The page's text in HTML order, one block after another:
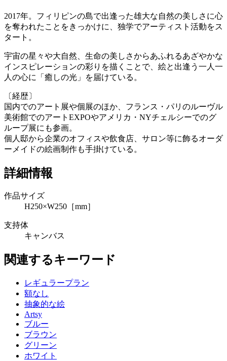
2017年。フィリピンの島で出逢った雄大な自然の美しさに心
を奪われたことをきっかけに、独学でアーティスト活動をス
タート。
宇宙の星々や大自然、生命の美しさからあふれるあざやかな
インスピレーションの彩りを描くことで、絵と出逢う一人一
人の心に「癒しの光」を届けている。
〔経歴〕
国内でのアート展や個展のほか、フランス・パリのルーヴル
美術館でのアートEXPOやアメリカ・NYチェルシーでのグ
ループ展にも参画。
個人邸から企業のオフィスや飲食店、サロン等に飾るオーダ
ーメイドの絵画制作も手掛けている。
詳細情報
作品サイズ
H250×W250［mm］
支持体
キャンバス
関連するキーワード
レギュラープラン
額なし
抽象的な絵
Artsy
ブルー
ブラウン
グリーン
ホワイト